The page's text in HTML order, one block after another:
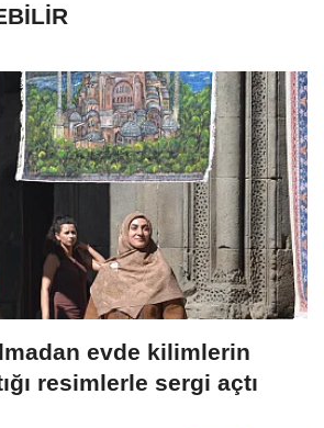
evde kilimlerin
resimlerle sergi açtı